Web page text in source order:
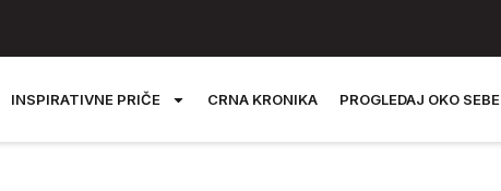
INSPIRATIVNE PRIČE CRNA KRONIKA PROGLEDAJ OKO SEBE